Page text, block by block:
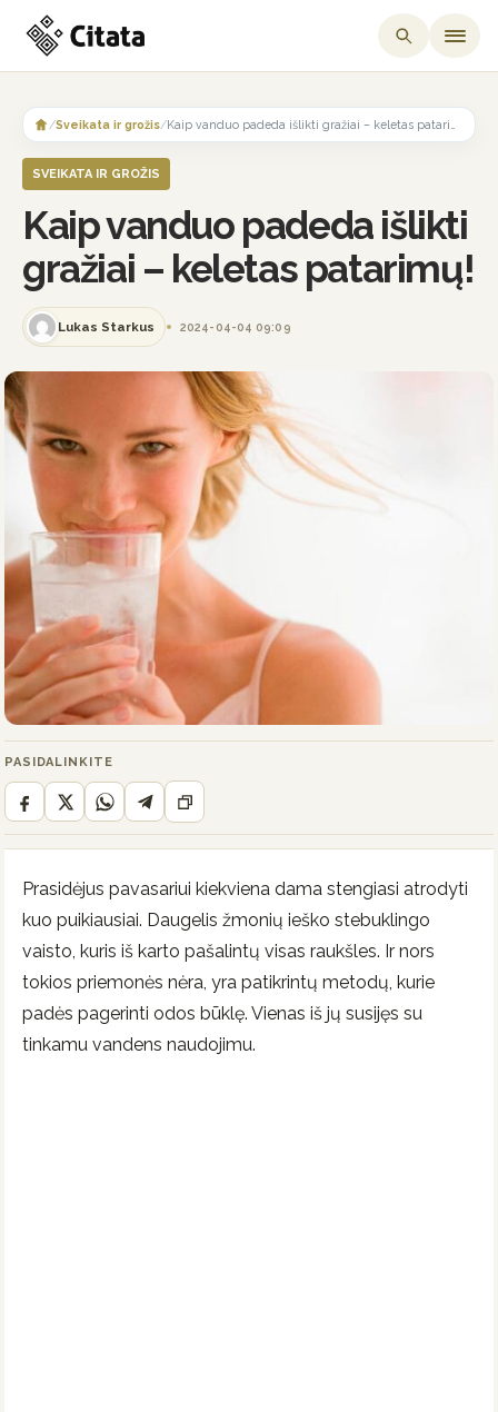
content
/Sveikata ir grožis/
SVEIKATA IR GROŽIS
Kaip vanduo padeda išlikti
gražiai – keletas patarimų!
Lukas Starkus 2024-04-04 09:09
PASIDALINKITE
Prasidėjus pavasariui kiekviena dama stengiasi atrodyti
kuo puikiausiai. Daugelis žmonių ieško stebuklingo
vaisto, kuris iš karto pašalintų visas raukšles. Ir nors
tokios priemonės nėra, yra patikrintų metodų, kurie
padės pagerinti odos būklę. Vienas iš jų susijęs su
tinkamu vandens naudojimu.